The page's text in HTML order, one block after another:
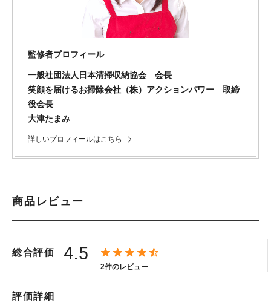
監修者プロフィール
一般社団法人日本清掃収納協会 会長
笑顔を届けるお掃除会社（株）アクションパワー 取締
役会長
大津たまみ
詳しいプロフィールはこちら
商品レビュー
総合評価 4.5
2件のレビュー
評価詳細